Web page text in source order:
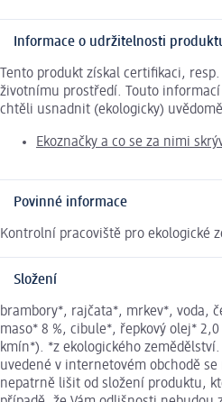
Informace o udržitelnosti
Tento produkt získal certifikaci,
životnímu prostředí. Touto
chtěli usnadnit (ekologicky)
Ekoznačky a co se za nimi
Povinné informace
Kontrolní pracoviště pro ekologické
Složení
brambory*, rajčata*, mrkev*, voda,
maso* 8 %, cibule*, řepkový olej*
kmín*). *z ekologického
uvedené v internetovém obchodě
nepatrně lišit od složení produktu,